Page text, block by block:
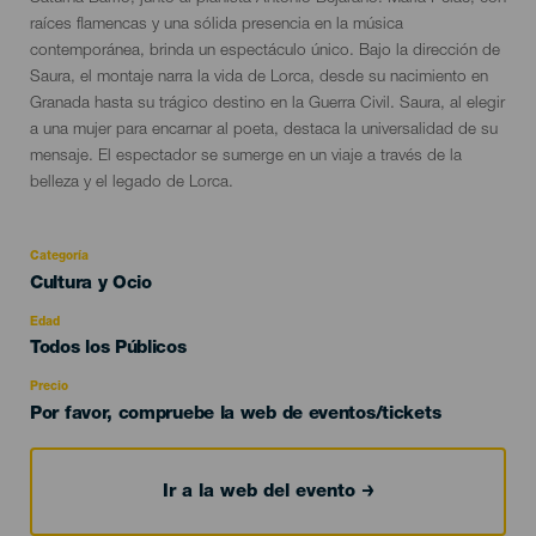
raíces flamencas y una sólida presencia en la música
contemporánea, brinda un espectáculo único. Bajo la dirección de
Saura, el montaje narra la vida de Lorca, desde su nacimiento en
Granada hasta su trágico destino en la Guerra Civil. Saura, al elegir
a una mujer para encarnar al poeta, destaca la universalidad de su
mensaje. El espectador se sumerge en un viaje a través de la
belleza y el legado de Lorca.
Categoría
Categoría
evento
Cultura y Ocio
Edad
Edad
Todos los Públicos
Precio
Por favor, compruebe la web de eventos/tickets
Ir a la web del evento